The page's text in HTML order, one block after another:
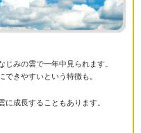
みの雲で一年中見られます。
きやすいという特徴も。
成長することもあります。